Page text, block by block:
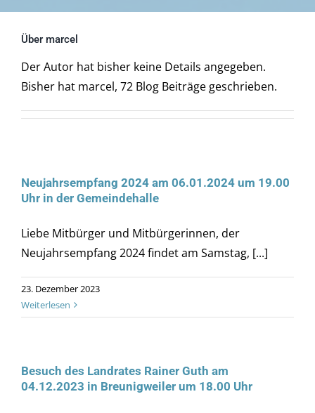
Über marcel
Der Autor hat bisher keine Details angegeben.
Bisher hat marcel, 72 Blog Beiträge geschrieben.
Neujahrsempfang 2024 am 06.01.2024 um 19.00
Uhr in der Gemeindehalle
Liebe Mitbürger und Mitbürgerinnen, der
Neujahrsempfang 2024 findet am Samstag, [...]
23. Dezember 2023
Weiterlesen
Besuch des Landrates Rainer Guth am
04.12.2023 in Breunigweiler um 18.00 Uhr